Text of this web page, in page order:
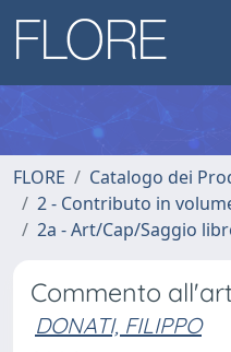
FLORE
Catalogo dei
2 - Contributo in
2a - Art/Cap/Saggio
Commento
DONATI, FILIPPO